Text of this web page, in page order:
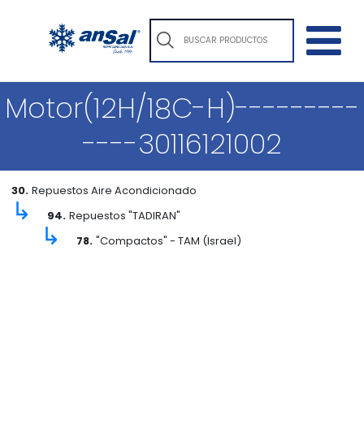
Motor(12H/18C-H)---------
----30116121002
30. Repuestos Aire Acondicionado
↳ 94. Repuestos "TADIRAN"
↳ 78. "Compactos" - TAM (Israel)